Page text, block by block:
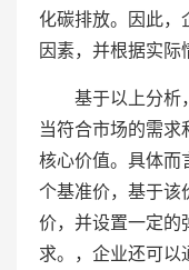
化碳排放。因此，
因素，并根据实际
基于以上分析
当符合市场的需
核心价值。具体而
个基准价，基于该
价，并设置一定的
求。，企业还可以